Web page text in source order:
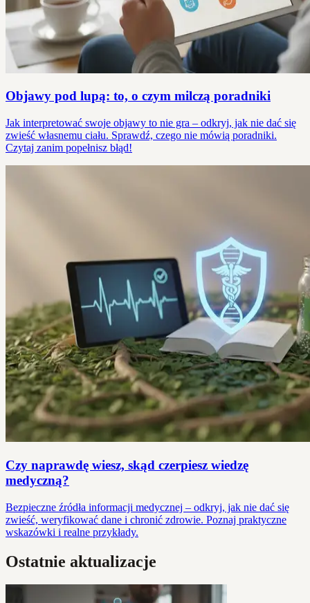
Objawy pod lupą: to, o czym milczą poradniki
Jak interpretować swoje objawy to nie gra – odkryj, jak nie dać się
zwieść własnemu ciału. Sprawdź, czego nie mówią poradniki.
Czytaj zanim popełnisz błąd!
Czy naprawdę wiesz, skąd czerpiesz wiedzę
medyczną?
Bezpieczne źródła informacji medycznej – odkryj, jak nie dać się
zwieść, weryfikować dane i chronić zdrowie. Poznaj praktyczne
wskazówki i realne przykłady.
Ostatnie aktualizacje